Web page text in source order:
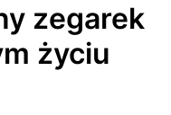
zegarek
życiu